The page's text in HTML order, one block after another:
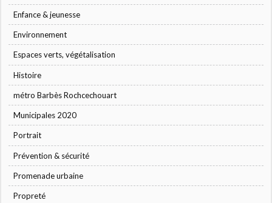
Enfance & jeunesse
Environnement
Espaces verts, végétalisation
Histoire
métro Barbès Rochcechouart
Municipales 2020
Portrait
Prévention & sécurité
Promenade urbaine
Propreté